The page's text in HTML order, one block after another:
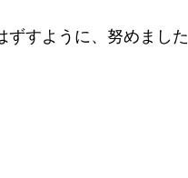
ずすように、努めました